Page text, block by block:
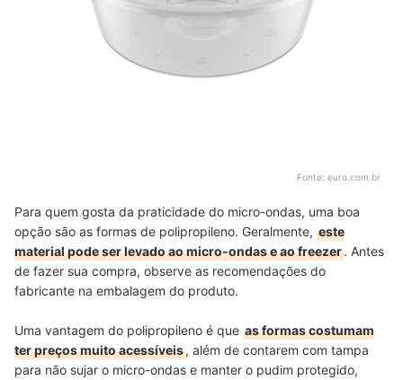
Fonte: euro.com.br
Para quem gosta da praticidade do micro-ondas, uma boa
opção são as formas de polipropileno. Geralmente, este
material pode ser levado ao micro-ondas e ao freezer. Antes
de fazer sua compra, observe as recomendações do
fabricante na embalagem do produto.
Uma vantagem do polipropileno é que as formas costumam
ter preços muito acessíveis, além de contarem com tampa
para não sujar o micro-ondas e manter o pudim protegido,